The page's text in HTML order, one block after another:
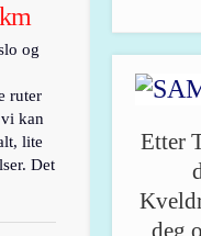
Etter
deg
og
ruter
kan
lite
Det